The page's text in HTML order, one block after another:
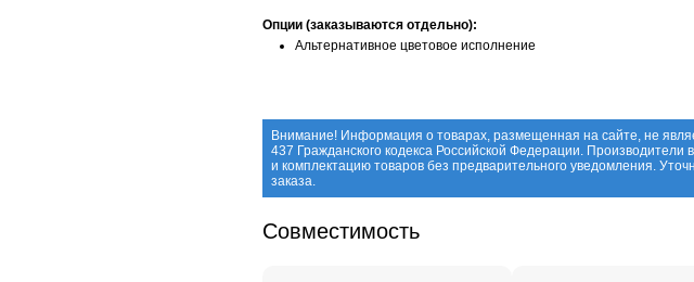
Опции (заказываются отдельно):
Альтернативное цветовое исполнение
Внимание! Информация о товарах, размещенная на сайте, не
437 Гражданского кодекса Российской Федерации. Производители
и комплектацию товаров без предварительного уведомления.
заказа.
Совместимость